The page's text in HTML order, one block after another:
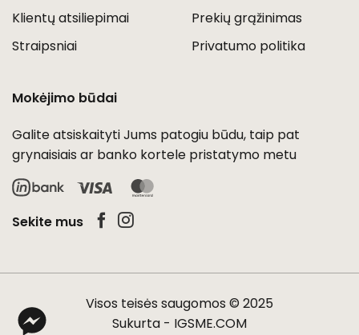
Klientų atsiliepimai
Straipsniai
Prekių grąžinimas
Privatumo politika
Mokėjimo būdai
Galite atsiskaityti Jums patogiu būdu, taip pat
grynaisiais ar banko kortele pristatymo metu
Visa
Sekite mus
Visos teisės saugomos © 2025
Sukurta - IGSME.COM